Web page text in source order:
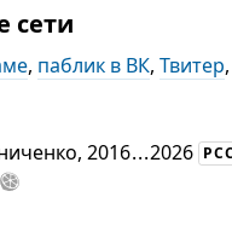
сети
, паблик в ВК, Твитер,
, 2016...2026 РСС